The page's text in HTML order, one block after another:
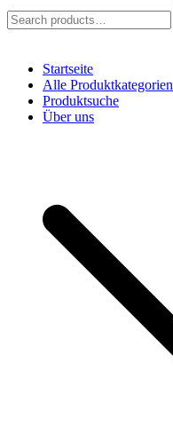
for:
Startseite
Alle Produktkategorien
Produktsuche
Über uns